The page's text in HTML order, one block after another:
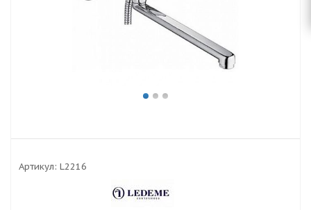
Артикул: L2216